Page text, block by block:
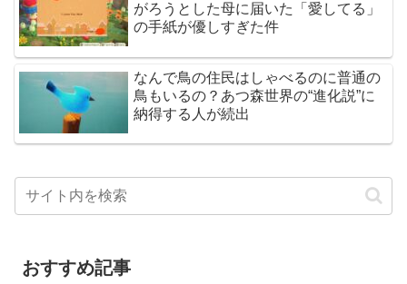
がろうとした母に届いた「愛してる」
の手紙が優しすぎた件
なんで鳥の住民はしゃべるのに普通の
鳥もいるの？あつ森世界の“進化説”に
納得する人が続出
おすすめ記事